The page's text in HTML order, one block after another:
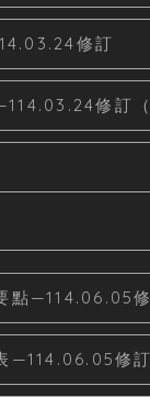
修訂
修訂
點—114.06.05
—114.06.05修訂